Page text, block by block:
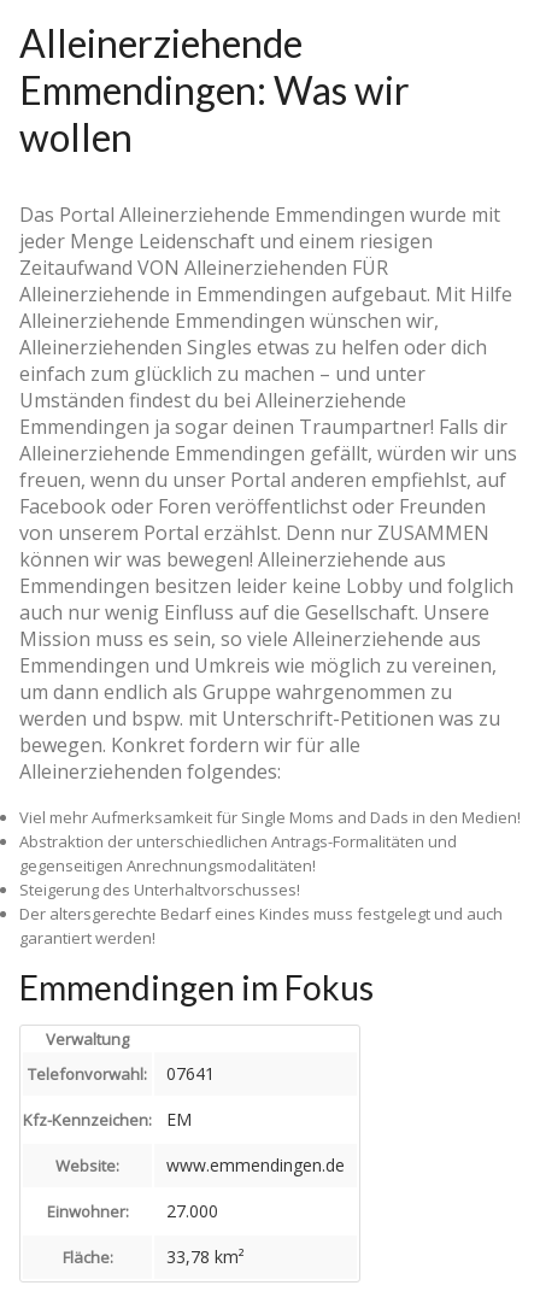
Alleinerziehende
Emmendingen: Was wir
wollen
Das Portal Alleinerziehende Emmendingen wurde mit
jeder Menge Leidenschaft und einem riesigen
Zeitaufwand VON Alleinerziehenden FÜR
Alleinerziehende in Emmendingen aufgebaut. Mit Hilfe
Alleinerziehende Emmendingen wünschen wir,
Alleinerziehenden Singles etwas zu helfen oder dich
einfach zum glücklich zu machen – und unter
Umständen findest du bei Alleinerziehende
Emmendingen ja sogar deinen Traumpartner! Falls dir
Alleinerziehende Emmendingen gefällt, würden wir uns
freuen, wenn du unser Portal anderen empfiehlst, auf
Facebook oder Foren veröffentlichst oder Freunden
von unserem Portal erzählst. Denn nur ZUSAMMEN
können wir was bewegen! Alleinerziehende aus
Emmendingen besitzen leider keine Lobby und folglich
auch nur wenig Einfluss auf die Gesellschaft. Unsere
Mission muss es sein, so viele Alleinerziehende aus
Emmendingen und Umkreis wie möglich zu vereinen,
um dann endlich als Gruppe wahrgenommen zu
werden und bspw. mit Unterschrift-Petitionen was zu
bewegen. Konkret fordern wir für alle
Alleinerziehenden folgendes:
Viel mehr Aufmerksamkeit für Single Moms and Dads in den Medien!
Abstraktion der unterschiedlichen Antrags-Formalitäten und
gegenseitigen Anrechnungsmodalitäten!
Steigerung des Unterhaltvorschusses!
Der altersgerechte Bedarf eines Kindes muss festgelegt und auch
garantiert werden!
Emmendingen im Fokus
Verwaltung
Telefonvorwahl:
07641
Kfz-Kennzeichen: EM
Website: www.emmendingen.de
Einwohner: 27.000
Fläche: 33,78 km²